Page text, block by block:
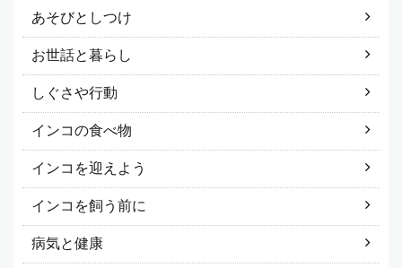
あそびとしつけ
お世話と暮らし
しぐさや行動
インコの食べ物
インコを迎えよう
インコを飼う前に
病気と健康